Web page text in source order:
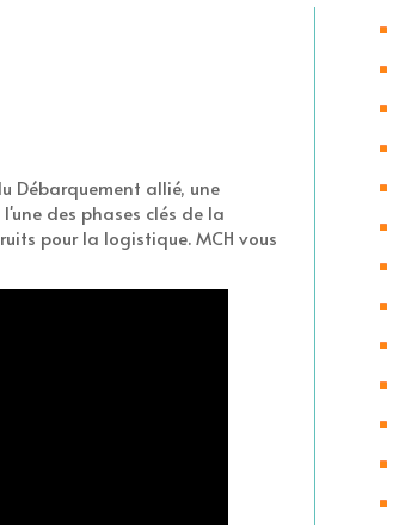
Débarquement allié, une
des phases clés de la
pour la logistique. MCH vous